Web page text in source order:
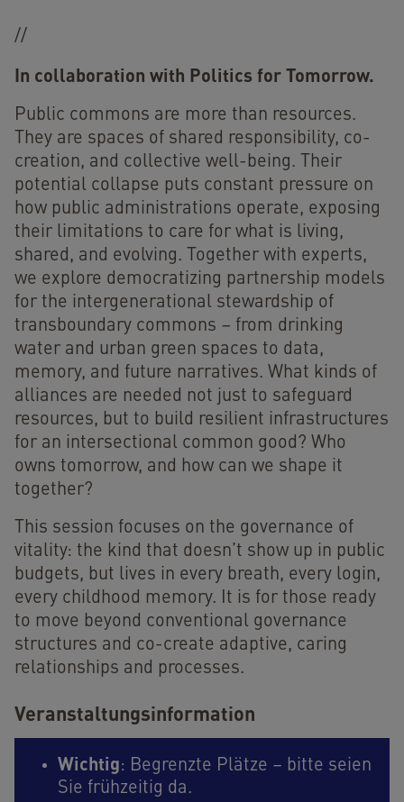
//
In collaboration with Politics for Tomorrow.
Public commons are more than resources.
They are spaces of shared responsibility, co-
creation, and collective well-being. Their
potential collapse puts constant pressure on
how public administrations operate, exposing
their limitations to care for what is living,
shared, and evolving. Together with experts,
we explore democratizing partnership models
for the intergenerational stewardship of
transboundary commons – from drinking
water and urban green spaces to data,
memory, and future narratives. What kinds of
alliances are needed not just to safeguard
resources, but to build resilient infrastructures
for an intersectional common good? Who
owns tomorrow, and how can we shape it
together?
This session focuses on the governance of
vitality: the kind that doesn’t show up in public
budgets, but lives in every breath, every login,
every childhood memory. It is for those ready
to move beyond conventional governance
structures and co-create adaptive, caring
relationships and processes.
Veranstaltungsinformation
Wichtig: Begrenzte Plätze – bitte seien
Sie frühzeitig da.